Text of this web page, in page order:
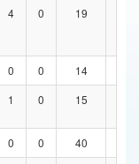
4 0 19
0 0 14
1 0 15
0 0 40